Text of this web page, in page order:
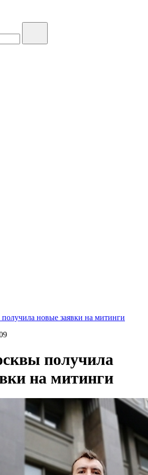
новые заявки на митинги
получила
на митинги